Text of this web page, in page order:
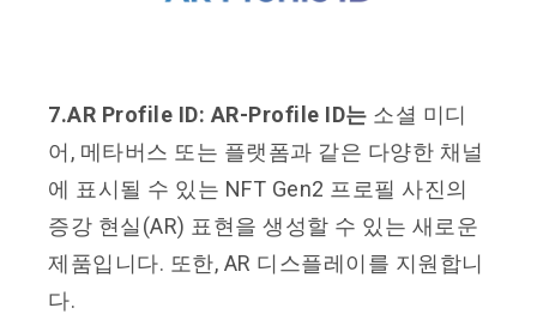
7.AR Profile ID: AR-Profile ID는 소셜 미디
어, 메타버스 또는 플랫폼과 같은 다양한 채널
에 표시될 수 있는 NFT Gen2 프로필 사진의
증강 현실(AR) 표현을 생성할 수 있는 새로운
제품입니다. 또한, AR 디스플레이를 지원합니
다.